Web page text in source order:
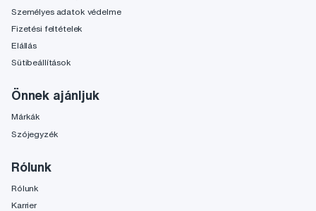
Személyes adatok védelme
Fizetési feltételek
Elállás
Sütibeállítások
Önnek ajánljuk
Márkák
Szójegyzék
Rólunk
Rólunk
Karrier